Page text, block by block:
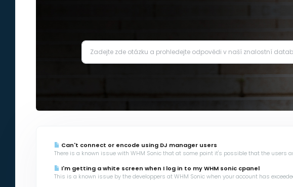
Can't connect or encode using DJ manager users
There is a known issue with WHM Sonic that at some point it's possible that the users
I'm getting a white screen when I log in to my WHM sonic cpanel
This is a known issue by the developpers at WHM Sonic when your account has